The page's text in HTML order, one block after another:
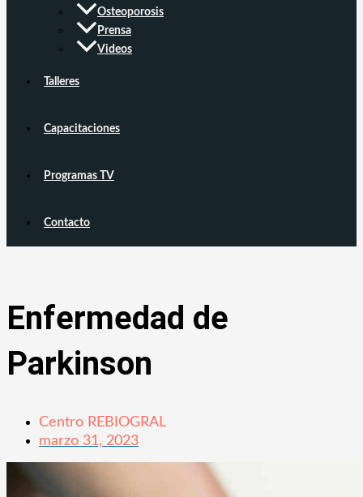
Osteoporosis
Prensa
Videos
Talleres
Capacitaciones
Programas TV
Contacto
Enfermedad de
Parkinson
Centro REBIOGRAL
marzo 31, 2023